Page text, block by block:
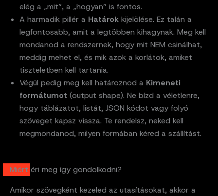
elég a „mit”, a „hogyan” is fontos.
A harmadik pillér a Határok kijelölése. Ez talán a
legfontosabb, amit a legtöbben kihagynak. Meg kell
mondanod a rendszernek, hogy mit NEM csinálhat,
meddig mehet el, és mik azok a korlátok, amiket
tiszteletben kell tartania.
Végül pedig meg kell határoznod a Kimeneti
formátumot (output shape). Ne bízd a véletlenre,
hogy táblázatot, listát, JSON kódot vagy folyó
szöveget kapsz vissza. Te rendelsz, neked kell
megmondanod, milyen formában kéred a szállítást.
Miért éri meg így gondolkodni?
Amikor szövegként kezeled az utasításokat, akkor a